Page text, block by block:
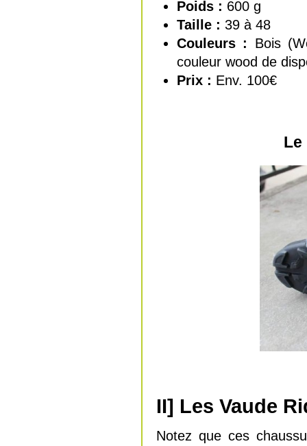
Poids : 600 g
Taille : 39 à 48
Couleurs :
Bois
couleur wood de
Prix : Env. 100€
Le
II] Les Vaude
Notez que ces